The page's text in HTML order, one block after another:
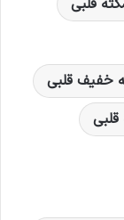
قلبی
خفیف قلبی